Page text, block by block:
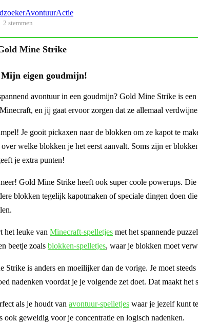
AvontuurActie
2 stemmen
Mine Strike
eigen goudmijn!
avontuur in een goudmijn? Gold Mine Strike is
en jij gaat ervoor zorgen dat ze allemaal
Je gooit pickaxen naar de blokken om ze kapot te
welke blokken je het eerst aanvalt. Soms zijn er
je extra punten!
Gold Mine Strike heeft ook super coole powerups.
blokken tegelijk kapotmaken of speciale dingen doen
het leuke van Minecraft-spelletjes met het spannende
beetje zoals blokken-spelletjes, waar je blokken moet
is anders en moeilijker dan de vorige. Je moet
nadenken voordat je je volgende zet doet. Dat maakt het
als je houdt van avontuur-spelletjes waar je jezelf kunt
ook geweldig voor je concentratie en logisch nadenken.